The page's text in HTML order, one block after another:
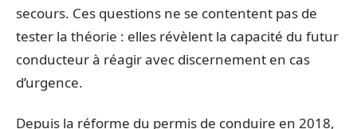
secours. Ces questions ne se contentent pas de
tester la théorie : elles révèlent la capacité du futur
conducteur à réagir avec discernement en cas
d’urgence.
Depuis la réforme du permis de conduire en 2018,